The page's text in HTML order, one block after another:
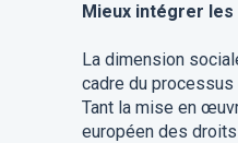
Mieux intégrer
La dimension
cadre du
Tant la mise en
européen des